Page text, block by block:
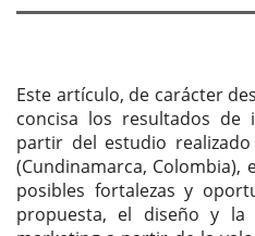
Este artículo, de carácter
concisa los resultados de
partir del estudio
(Cundinamarca, Colombia),
posibles fortalezas y
propuesta, el diseño y